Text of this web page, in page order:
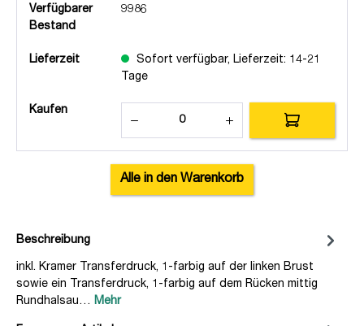
Verfügbarer
Bestand
9986
Lieferzeit
Sofort verfügbar, Lieferzeit: 14-21
Tage
Kaufen
Alle in den Warenkorb
Beschreibung
inkl. Kramer Transferdruck, 1-farbig auf der linken Brust
sowie ein Transferdruck, 1-farbig auf dem Rücken mittig
Rundhalsau… Mehr